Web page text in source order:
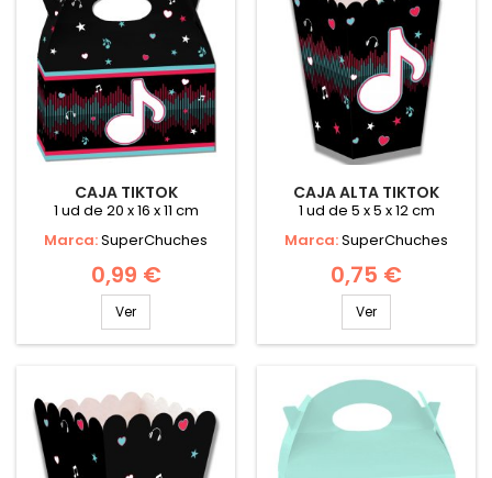
CAJA TIKTOK
1 ud de 20 x 16 x 11 cm
Marca:SuperChuches
0,99 €
Ver
CAJA ALTA TIKTOK
1 ud de 5 x 5 x 12 cm
Marca:SuperChuches
0,75 €
Ver